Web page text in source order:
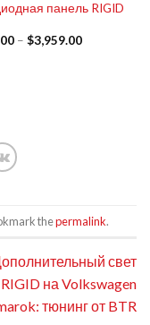
панель RIGID
– $3,959.00
thepermalink.
свет
RIGID на Volkswagen
тюнинг от BTR